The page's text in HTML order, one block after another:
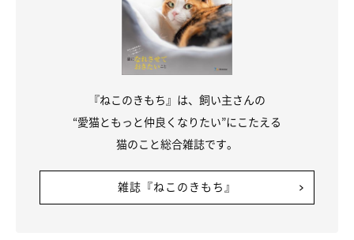
『ねこのきもち』は、飼い主さんの
“愛猫ともっと仲良くなりたい”にこたえる
猫のこと総合雑誌です。
雑誌『ねこのきもち』